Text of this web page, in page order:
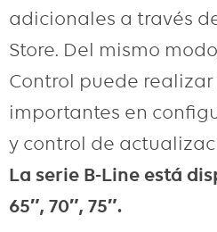
adicionales a través
Store. Del mismo
Control puede
importantes en
y control de
La serie B-Line está
65″, 70″, 75″.